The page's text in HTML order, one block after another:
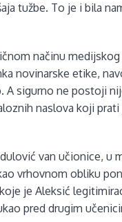
tužbe. To je i bila
načinu
novinarske etike,
A sigurno ne postoji
naslova koji
van učionice, u
vrhovnom obliku
je Aleksić
pred drugim